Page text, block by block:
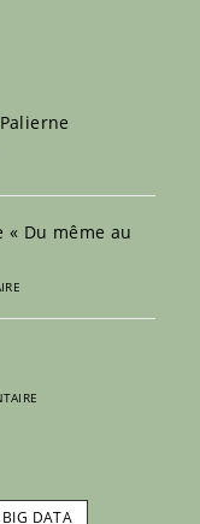
Du même au
BIG DATA